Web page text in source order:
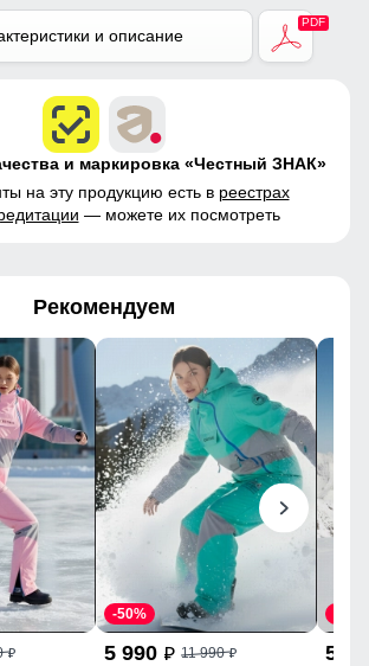
материалы, Полиэстер,
Плащевка, Тефлон,
Экологичные материалы
и описание
и маркировка «Честный ЗНАК»
на эту продукцию есть в реестрах
— можете их посмотреть
Рекомендуем
p 5 990 p 11 990p
-50%
5